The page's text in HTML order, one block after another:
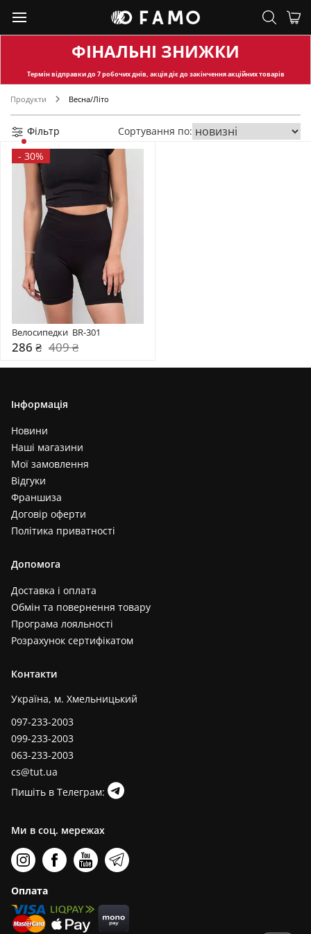
ФІНАЛЬНІ ЗНИЖКИ
Термін відправкидо 7 робочих днів, акція діє до закінчення акційних товарів
Продукти Весна/Літо
Фільтр
Сортування по:
- 30%
Велосипедки  BR-301
286 ₴ 409 ₴
Інформація
Новини
Наші магазини
Мої замовлення
Відгуки
Франшиза
Договір оферти
Політика приватності
Допомога
Доставка і оплата
Обмін та повернення товару
Програма лояльності
Розрахунок сертифікатом
Контакти
Україна, м. Хмельницький
097-233-2003
099-233-2003
063-233-2003
cs@tut.ua
Пишіть в Телеграм:
Ми в соц. мережах
Оплата